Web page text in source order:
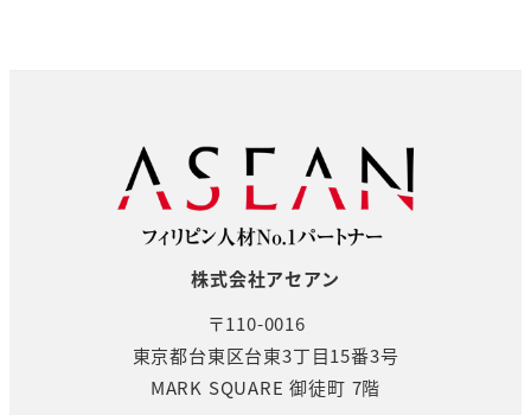
株式会社アセアン
〒110-0016
東京都台東区台東3丁目15番3号
MARK SQUARE 御徒町 7階